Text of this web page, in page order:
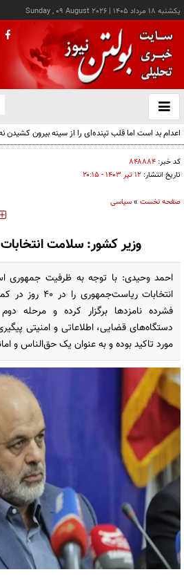
يکشنبه ۱۸ مرداد ۱۴۰۵ |
Sunday , 09 August 2026
باز
و
اعدام بد است اما قلب تپنده‌ای را از سینه بیرون کشیدن
کد خبر: ۸۴۸۸۸۴
تاریخ انتشار: ۱۲ تير ۱۴۰۳ - ۲۰:۱۵
صفحه نخست »سیاسی
وزیر کشور: سلامت
احمد وحیدی: با توجه به ظرفیت جمهوری
انتخابات
فشرده نامزدها برگزار کرده و مرحله
دستگاه‌های قضایی، اطلاعاتی و امنیتی
مورد تاکید بوده و به عنوان یک حق‌الناس و